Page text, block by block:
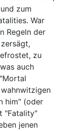
zum
War
Regeln der
zu
auch
him" (oder
"Fatality"
jenen